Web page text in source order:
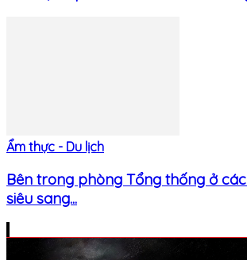
Ẩm thực - Du lịch
Bên trong phòng Tổng thống ở
siêu sang...